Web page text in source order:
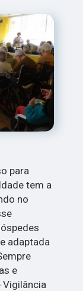
para
tem a
no
adaptada
e
Vigilância